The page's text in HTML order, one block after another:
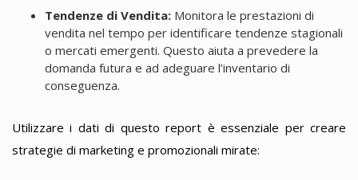
Tendenze di Vendita:Monitora le prestazioni di
vendita nel tempo per identificare tendenze stagionali
o mercati emergenti. Questo aiuta a prevedere la
domanda futura e ad adeguare l’inventario di
conseguenza.
Utilizzare i dati di questo report è essenziale per creare
strategie di marketing e promozionali mirate: